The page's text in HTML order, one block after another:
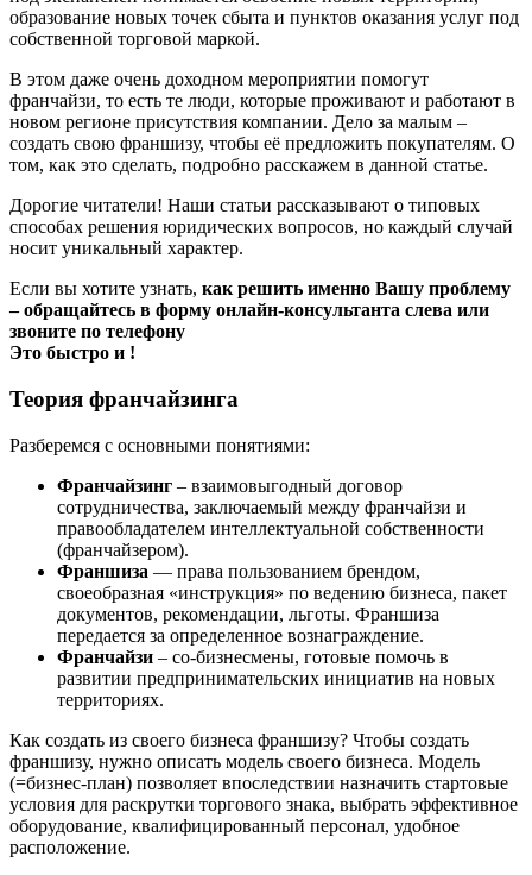
образование новых точек сбыта и пунктов оказания услуг под
собственной торговой маркой.
В этом даже очень доходном мероприятии помогут
франчайзи, то есть те люди, которые проживают и работают в
новом регионе присутствия компании. Дело за малым –
создать свою франшизу, чтобы её предложить покупателям. О
том, как это сделать, подробно расскажем в данной статье.
Дорогие читатели! Наши статьи рассказывают о типовых
способах решения юридических вопросов, но каждый случай
носит уникальный характер.
Если вы хотите узнать, как решить именно Вашу проблему
– обращайтесь в форму онлайн-консультанта слева или
звоните по телефону
Это быстро и !
Теория франчайзинга
Разберемся с основными понятиями:
Франчайзинг – взаимовыгодный договор
сотрудничества, заключаемый между франчайзи и
правообладателем интеллектуальной собственности
(франчайзером).
Франшиза — права пользованием брендом,
своеобразная «инструкция» по ведению бизнеса, пакет
документов, рекомендации, льготы. Франшиза
передается за определенное вознаграждение.
Франчайзи – со-бизнесмены, готовые помочь в
развитии предпринимательских инициатив на новых
территориях.
Как создать из своего бизнеса франшизу? Чтобы создать
франшизу, нужно описать модель своего бизнеса. Модель
(=бизнес-план) позволяет впоследствии назначить стартовые
условия для раскрутки торгового знака, выбрать эффективное
оборудование, квалифицированный персонал, удобное
расположение.